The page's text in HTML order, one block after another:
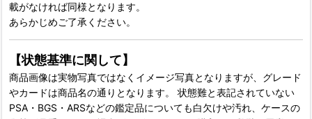
載がなければ同様となります。
あらかじめご了承ください。
【状態基準に関して】
商品画像は実物写真ではなくイメージ写真となりますが、グレード
やカードは商品名の通りとなります。 状態難と表記されていない
PSA・BGS・ARSなどの鑑定品についても白欠けや汚れ、ケースの